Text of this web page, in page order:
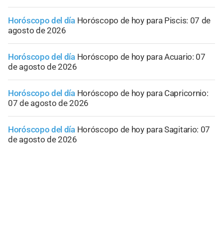
Horóscopo del día Horóscopo de hoy para Piscis: 07 de
agosto de 2026
Horóscopo del día Horóscopo de hoy para Acuario: 07
de agosto de 2026
Horóscopo del día Horóscopo de hoy para Capricornio:
07 de agosto de 2026
Horóscopo del día Horóscopo de hoy para Sagitario: 07
de agosto de 2026